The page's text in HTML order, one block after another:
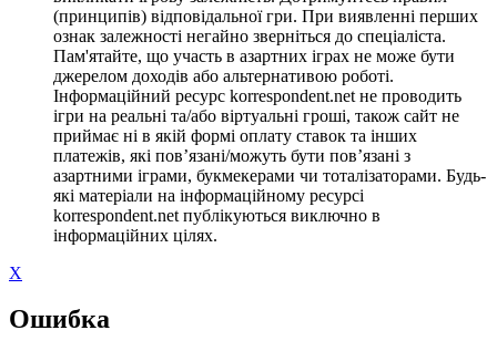
(принципів) відповідальної гри. При виявленні перших
ознак залежності негайно зверніться до спеціаліста.
Пам'ятайте, що участь в азартних іграх не може бути
джерелом доходів або альтернативою роботі.
Інформаційний ресурс korrespondent.net не проводить
ігри на реальні та/або віртуальні гроші, також сайт не
приймає ні в якій формі оплату ставок та інших
платежів, які пов’язані/можуть бути пов’язані з
азартними іграми, букмекерами чи тоталізаторами. Будь-
які матеріали на інформаційному ресурсі
korrespondent.net публікуються виключно в
інформаційних цілях.
X
Ошибка